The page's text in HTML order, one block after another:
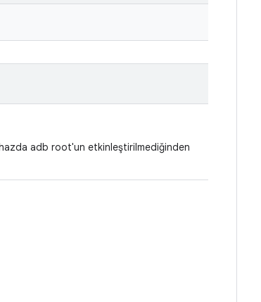
adb root'un etkinleştirilmediğinden